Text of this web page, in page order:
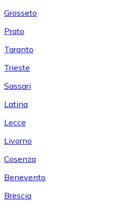
Grosseto
Prato
Taranto
Trieste
Sassari
Latina
Lecce
Livorno
Cosenza
Benevento
Brescia